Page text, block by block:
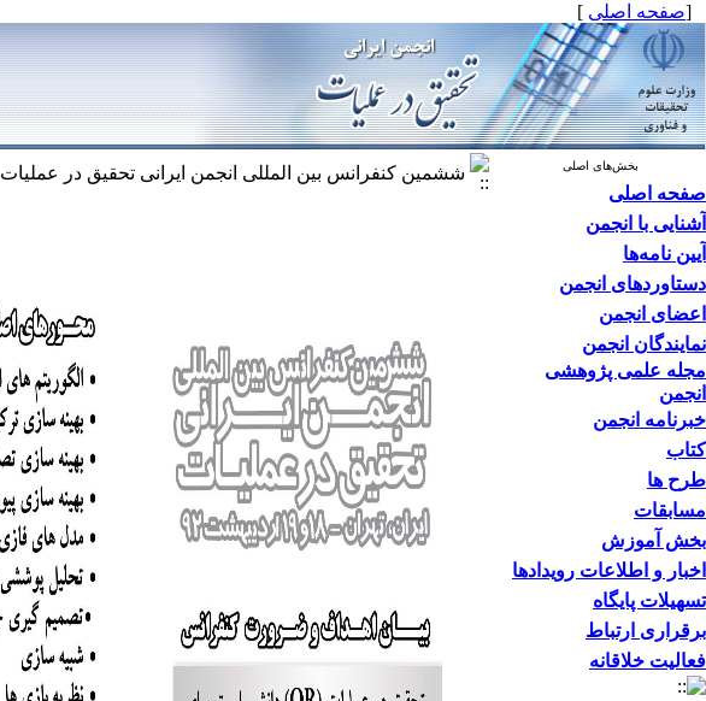
[صفحه اصلی ]
بخش‌های اصلی
صفحه اصلی
آشنایی با انجمن
آیین نامه‌ها
دستاوردهای انجمن
اعضای انجمن
نمایندگان انجمن
مجله علمی پژوهشی
انجمن
خبرنامه انجمن
کتاب
طرح ها
مسابقات
بخش آموزش
اخبار و اطلاعات رویدادها
تسهیلات پایگاه
برقراری ارتباط
فعالیت خلاقانه
ششمین کنفرانس بین المللی انجمن ایرانی تحقیق در عملیات